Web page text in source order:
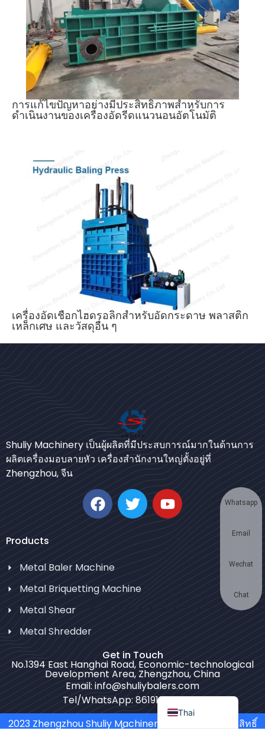
การแก้ไขปัญหาอย่างมีประสิทธิภาพสำหรับการ
ดำเนินงานของเครื่องอัดรีดแนวนอนอัตโนมัติ
เครื่องอัดเชือกไฮดรอลิกสำหรับอัดกระดาษ พลาสติก
เหล็กเศษ และวัสดุอื่น ๆ
Shuliy Machinery เป็นผู้ผลิตที่มีประสบการณ์มากในด้านการ
ผลิตเครื่องมอบลายหัว เครื่องสำนักงานใหญ่ตั้งอยู่ที่
Zhengzhou, จีน
Products
Metal Baler Machine
Metal Briquetting Machine
Metal Shear
Metal Shredder
Get in Touch
No.1394 East Hanghai Road, Economic-technological
Development Area, Zhengzhou, China
Email: info@shuliybalers.com
Tel/WhatsApp: 8619139754781
2023 Zhengzhou Shuliy Machinery Co. LTD. สงวนลิขสิทธิ์
ทั้งหมด
Thai
French
Portuguese
Swahili
German
Japanese
Urdu
Whatsapp
Email
Wechat
Chat